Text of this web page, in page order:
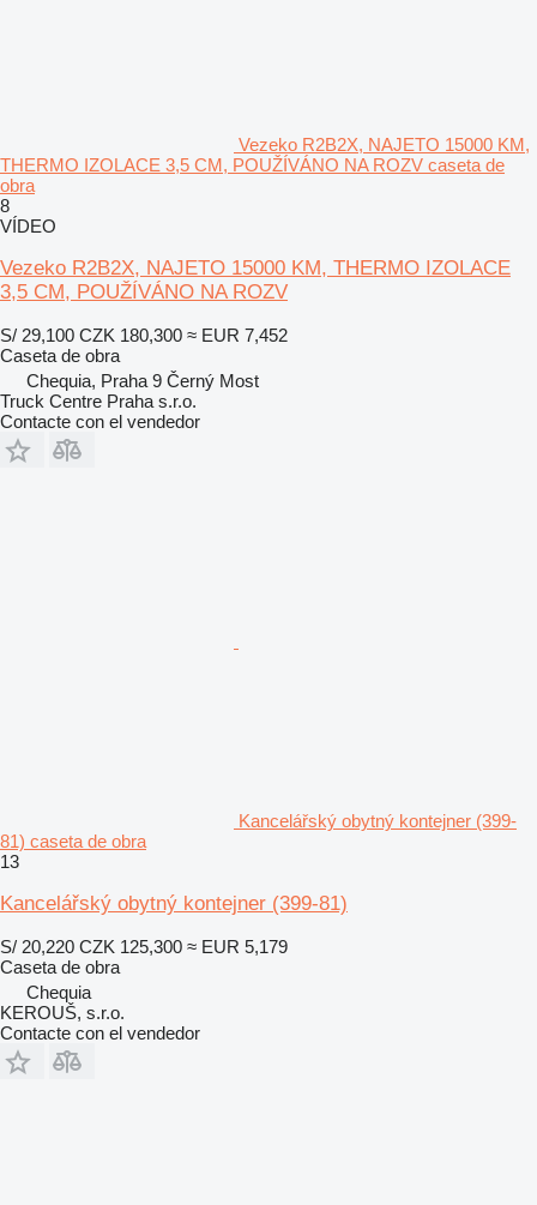
Vezeko R2B2X, NAJETO 15000 KM,
THERMO IZOLACE 3,5 CM, POUŽÍVÁNO NA ROZV caseta de
obra
8
VÍDEO
Vezeko R2B2X, NAJETO 15000 KM, THERMO IZOLACE
3,5 CM, POUŽÍVÁNO NA ROZV
S/ 29,100 CZK 180,300 ≈ EUR 7,452
Caseta de obra
Chequia, Praha 9 Černý Most
Truck Centre Praha s.r.o.
Contacte con el vendedor
Kancelářský obytný kontejner (399-
81) caseta de obra
13
Kancelářský obytný kontejner (399-81)
S/ 20,220 CZK 125,300 ≈ EUR 5,179
Caseta de obra
Chequia
KEROUŠ, s.r.o.
Contacte con el vendedor